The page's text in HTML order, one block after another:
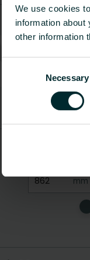
We use cookies
information
other information
Necessary